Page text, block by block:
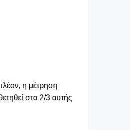
η μέτρηση
στα 2/3 αυτής